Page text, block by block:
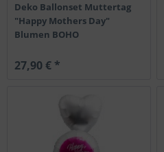
Deko Ballonset Muttertag
"Happy Mothers Day"
Blumen BOHO
27,90 € *